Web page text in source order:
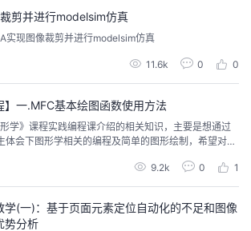
剪并进行modelsim仿真
现图像裁剪并进行modelsim仿真
11.6k 0 0
】一.MFC基本绘图函数使用方法
学》课程实践编程课介绍的相关知识，主要是想通过
会下图形学相关的编程及简单的图形绘制，希望对您
9.2k 0 1
学(一)：基于页面元素定位自动化的不足和图像
势分析